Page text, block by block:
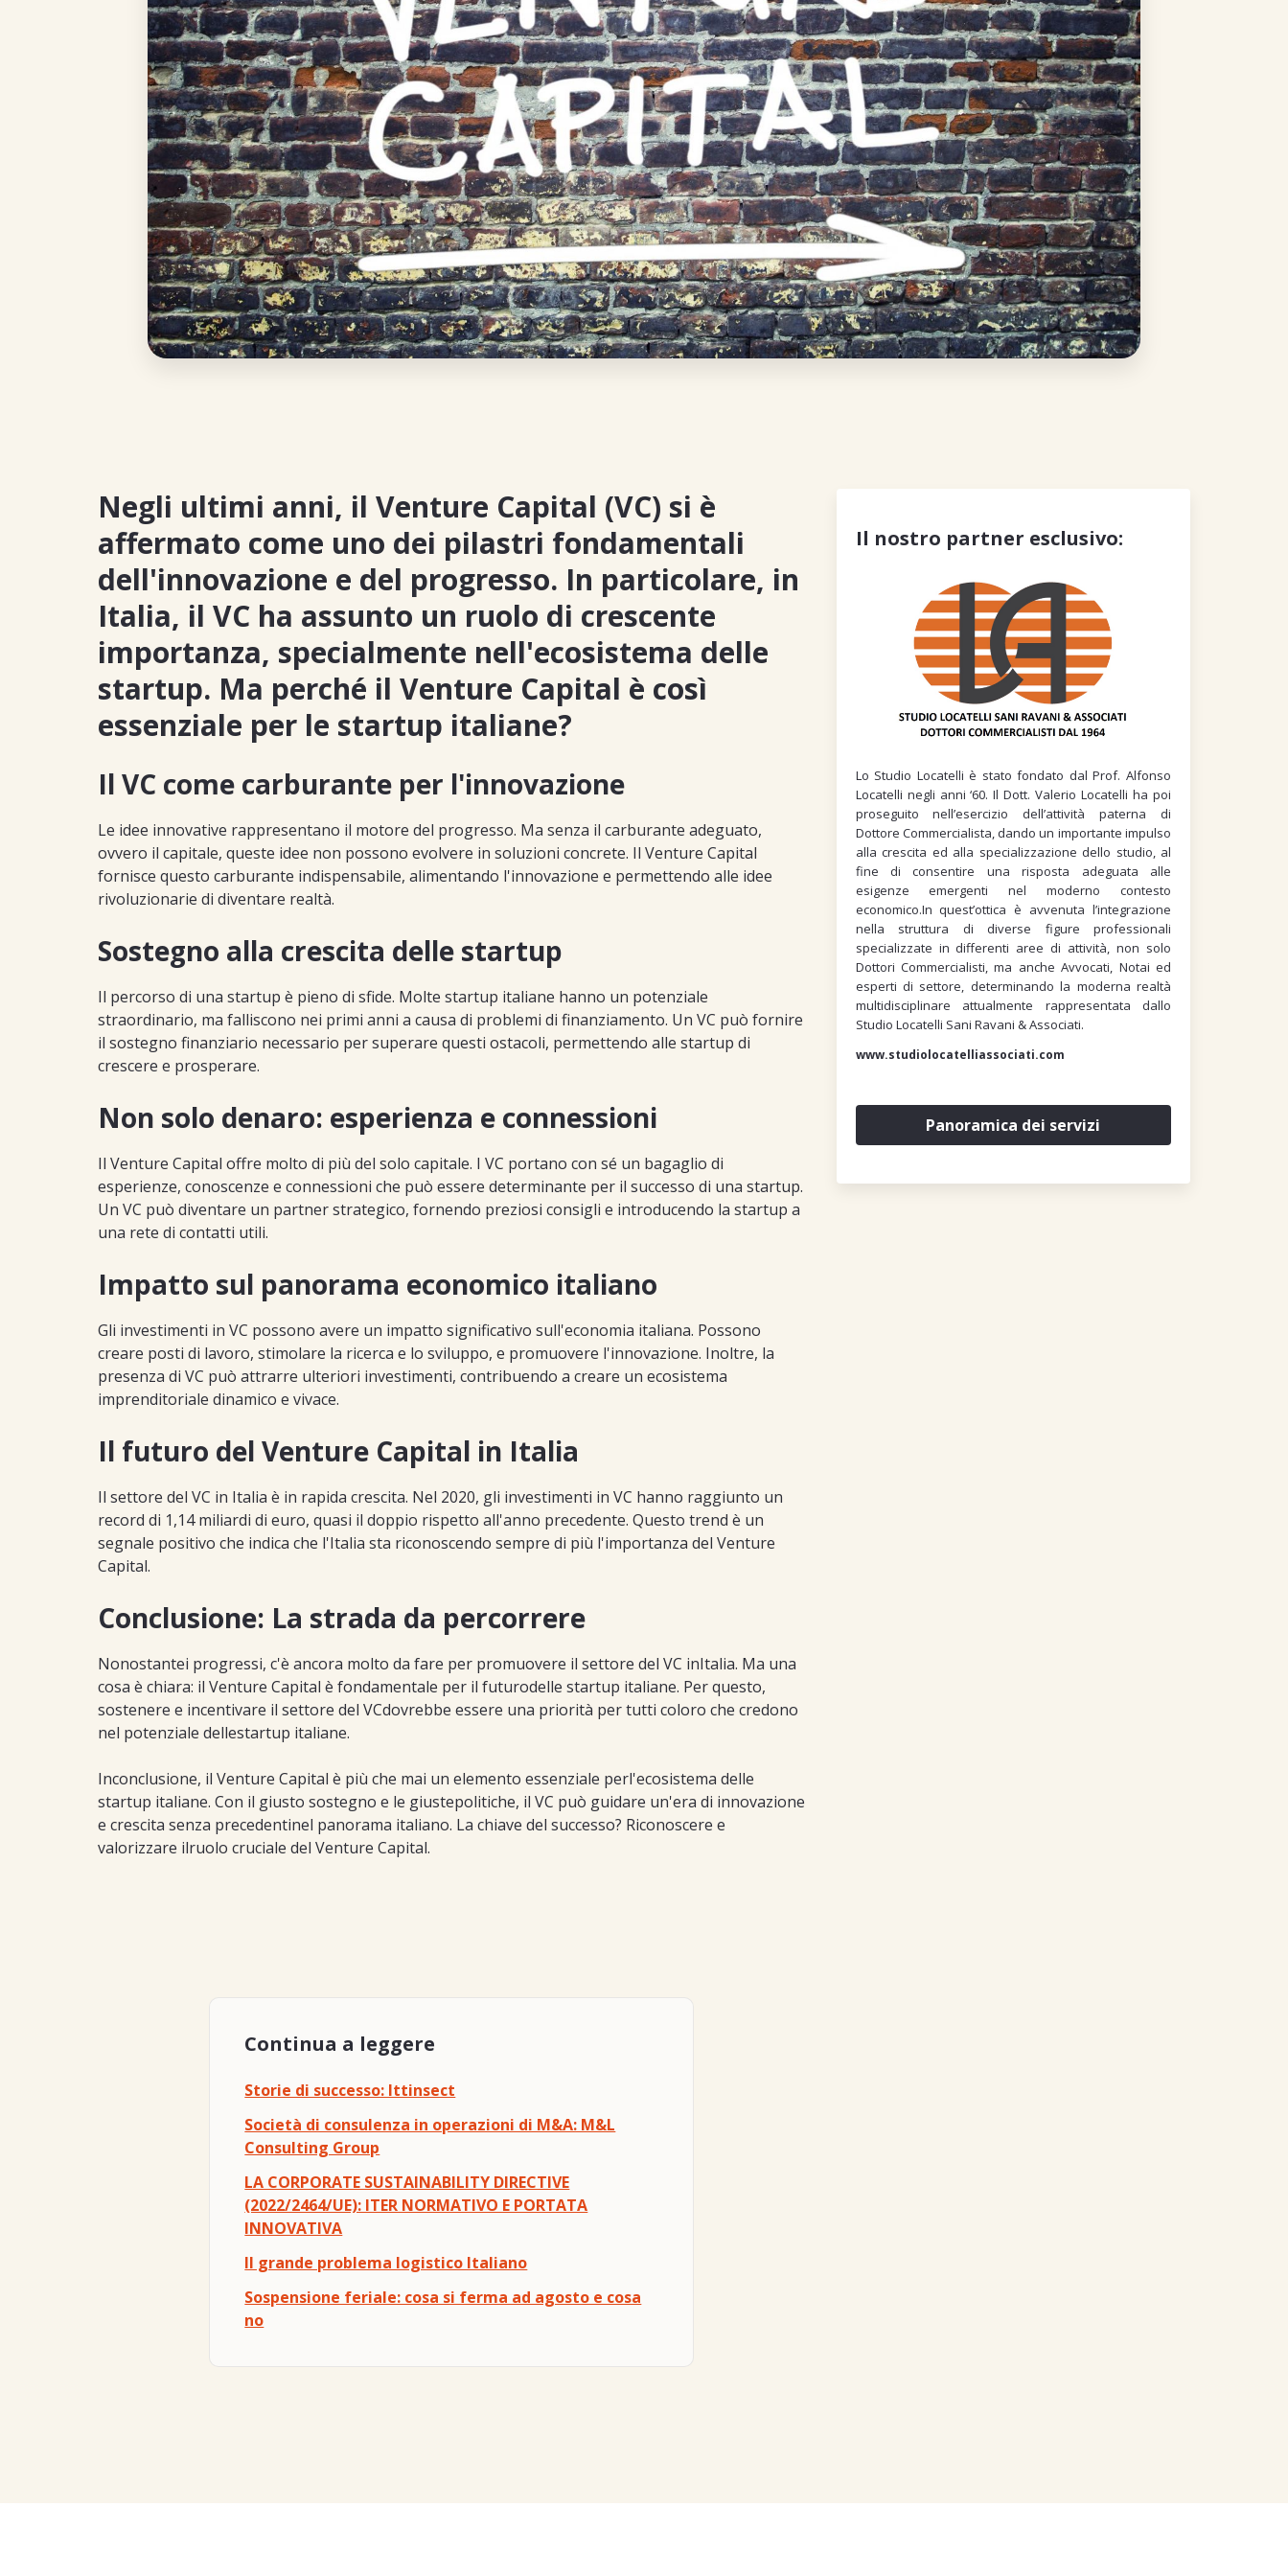
Negli ultimi anni, il Venture Capital (VC) si è
affermato come uno dei pilastri fondamentali
dell'innovazione e del progresso. In particolare, in
Italia, il VC ha assunto un ruolo di crescente
importanza, specialmente nell'ecosistema delle
startup. Ma perché il Venture Capital è così
essenziale per le startup italiane?
Il VC come carburante per l'innovazione
Le idee innovative rappresentano il motore del progresso. Ma senza il carburante adeguato,
ovvero il capitale, queste idee non possono evolvere in soluzioni concrete. Il Venture Capital
fornisce questo carburante indispensabile, alimentando l'innovazione e permettendo alle idee
rivoluzionarie di diventare realtà.
Sostegno alla crescita delle startup
Il percorso di una startup è pieno di sfide. Molte startup italiane hanno un potenziale
straordinario, ma falliscono nei primi anni a causa di problemi di finanziamento. Un VC può fornire
il sostegno finanziario necessario per superare questi ostacoli, permettendo alle startup di
crescere e prosperare.
Non solo denaro: esperienza e connessioni
Il Venture Capital offre molto di più del solo capitale. I VC portano con sé un bagaglio di
esperienze, conoscenze e connessioni che può essere determinante per il successo di una startup.
Un VC può diventare un partner strategico, fornendo preziosi consigli e introducendo la startup a
una rete di contatti utili.
Impatto sul panorama economico italiano
Gli investimenti in VC possono avere un impatto significativo sull'economia italiana. Possono
creare posti di lavoro, stimolare la ricerca e lo sviluppo, e promuovere l'innovazione. Inoltre, la
presenza di VC può attrarre ulteriori investimenti, contribuendo a creare un ecosistema
imprenditoriale dinamico e vivace.
Il futuro del Venture Capital in Italia
Il settore del VC in Italia è in rapida crescita. Nel 2020, gli investimenti in VC hanno raggiunto un
record di 1,14 miliardi di euro, quasi il doppio rispetto all'anno precedente. Questo trend è un
segnale positivo che indica che l'Italia sta riconoscendo sempre di più l'importanza del Venture
Capital.
Conclusione: La strada da percorrere
Nonostantei progressi, c'è ancora molto da fare per promuovere il settore del VC inItalia. Ma una
cosa è chiara: il Venture Capital è fondamentale per il futurodelle startup italiane. Per questo,
sostenere e incentivare il settore del VCdovrebbe essere una priorità per tutti coloro che credono
nel potenziale dellestartup italiane.
Inconclusione, il Venture Capital è più che mai un elemento essenziale perl'ecosistema delle
startup italiane. Con il giusto sostegno e le giustepolitiche, il VC può guidare un'era di innovazione
e crescita senza precedentinel panorama italiano. La chiave del successo? Riconoscere e
valorizzare ilruolo cruciale del Venture Capital.
Continua a leggere
Storie di successo: Ittinsect
Società di consulenza in operazioni di M&A: M&L
Consulting Group
LA CORPORATE SUSTAINABILITY DIRECTIVE
(2022/2464/UE): ITER NORMATIVO E PORTATA
INNOVATIVA
Il grande problema logistico Italiano
Sospensione feriale: cosa si ferma ad agosto e cosa
no
Il nostro partner esclusivo:
Lo Studio Locatelli è stato fondato dal Prof. Alfonso
Locatelli negli anni ‘60. Il Dott. Valerio Locatelli ha poi
proseguito nell’esercizio dell’attività paterna di
Dottore Commercialista, dando un importante impulso
alla crescita ed alla specializzazione dello studio, al
fine di consentire una risposta adeguata alle
esigenze emergenti nel moderno contesto
economico.In quest’ottica è avvenuta l’integrazione
nella struttura di diverse figure professionali
specializzate in differenti aree di attività, non solo
Dottori Commercialisti, ma anche Avvocati, Notai ed
esperti di settore, determinando la moderna realtà
multidisciplinare attualmente rappresentata dallo
Studio Locatelli Sani Ravani & Associati.
www.studiolocatelliassociati.com
Panoramica dei servizi